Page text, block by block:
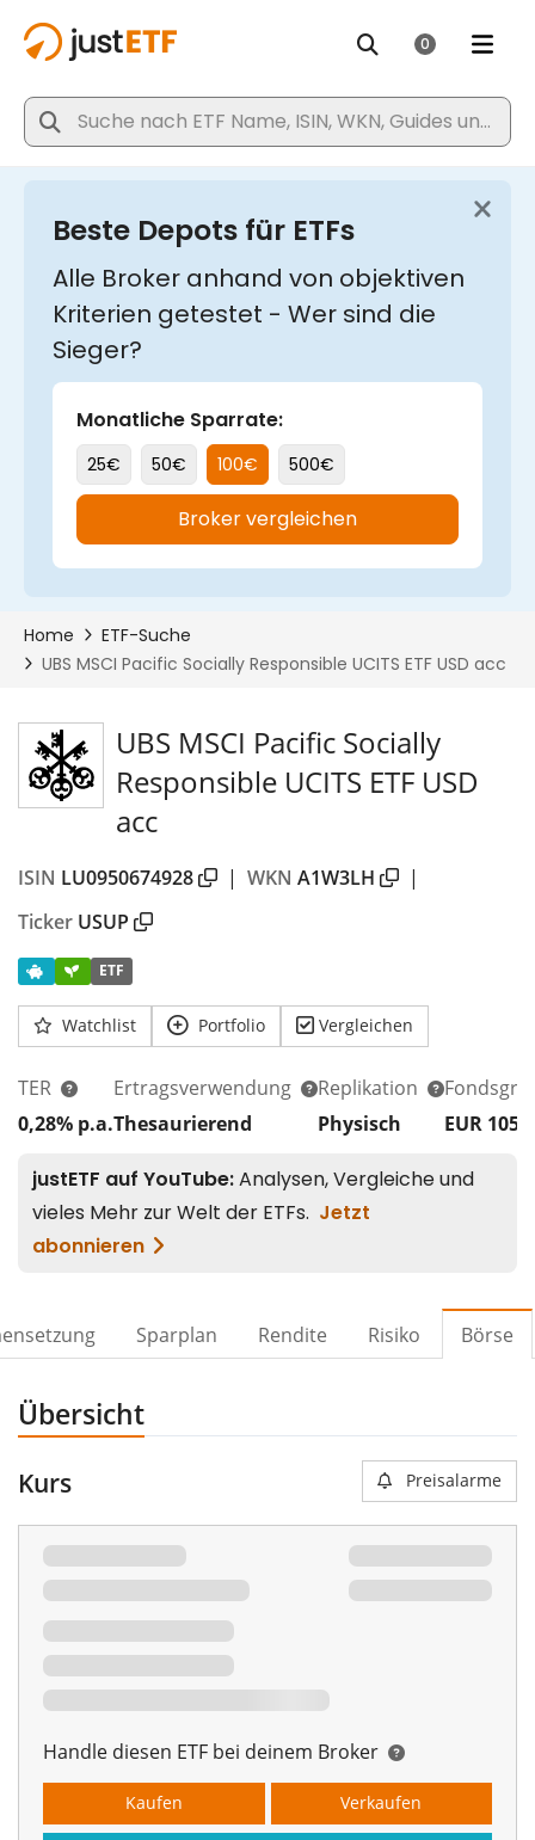
UBS MSCI Pacific Socially
Responsible UCITS ETF USD
acc
ISIN LU0950674928 | WKN A1W3LH
|
Ticker USUP
ETF
Watchlist Portfolio Vergleichen
TER
0,28% p.a.
Ertragsverwendung
Thesaurierend
Replikation
Physisch
EUR 105
Sparplan Rendite Risiko Börse
Übersicht
Kurs Preisalarme
Handle diesen ETF bei deinem Broker
Kaufen Verkaufen